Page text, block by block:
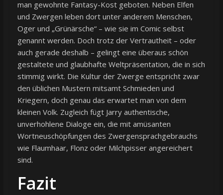
man gewohnte Fantasy-Kost geboten. Neben Elfen
und Zwergen leben dort unter anderem Menschen,
Oger und „Grünärsche“ – wie sie im Comic selbst
genannt werden. Doch trotz der Vertrautheit – oder
auch gerade deshalb – gelingt eine überaus schön
gestaltete und glaubhafte Weltpräsentation, die in sich
stimmig wirkt. Die Kultur der Zwerge entspricht zwar
den üblichen Mustern mitsamt Schmieden und
Kriegern, doch genau das erwartet man von dem
kleinen Volk. Zugleich fügt Jarry authentische,
unverhohlene Dialoge ein, die mit amüsanten
Wortneuschöpfungen des Zwergensprachgebrauchs
wie Flaumhaar, Flonz oder Milchpisser angereichert
sind.
Fazit